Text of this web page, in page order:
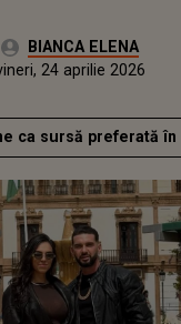
Autor:BIANCA ELENA
24 aprilie 2026
ca sursă preferată în